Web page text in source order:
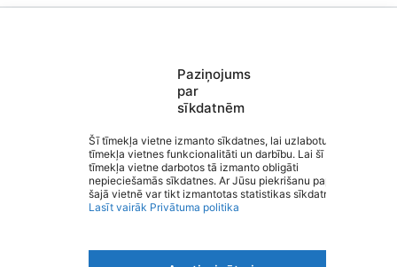
Paziņojums
par
sīkdatnēm
Šī tīmekļa vietne izmanto sīkdatnes, lai uzlabotu
tīmekļa vietnes funkcionalitāti un darbību. Lai šī
tīmekļa vietne darbotos tā izmanto obligāti
nepieciešamās sīkdatnes. Ar Jūsu piekrišanu papildus
šajā vietnē var tikt izmantotas statistikas sīkdatnes.
Lasīt vairāk Privātuma politika
Kocēnu pamatskola
Sociālie tīkli